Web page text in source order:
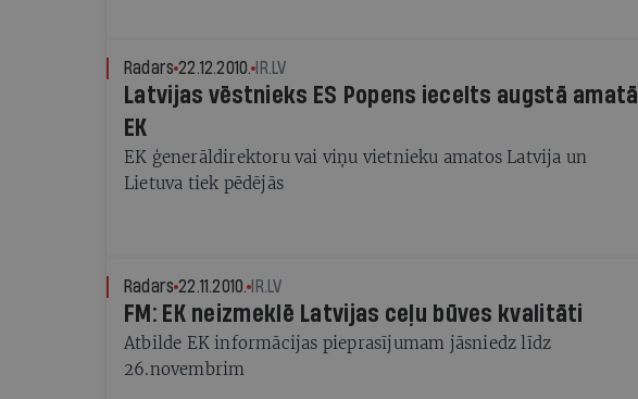
Radars 22.12.2010. IR.LV
Latvijas vēstnieks ES Popens iecelts augstā amatā
EK
EK ģenerāldirektoru vai viņu vietnieku amatos Latvija un
Lietuva tiek pēdējās
Radars 22.11.2010. IR.LV
FM: EK neizmeklē Latvijas ceļu būves kvalitāti
Atbilde EK informācijas pieprasījumam jāsniedz līdz
26.novembrim